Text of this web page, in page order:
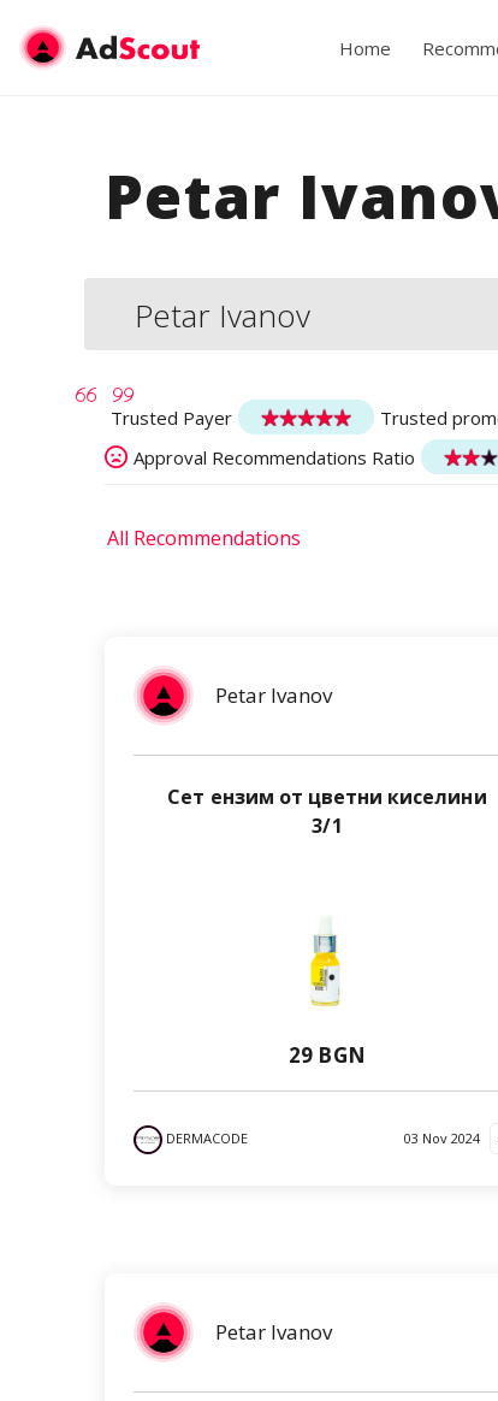
Home
Petar
Petar Ivanov
Trusted Payer Trusted
Approval Recommendations Ratio
All Recommendations
Petar Ivanov
Сет ензим от цветни киселини
3/1
29 BGN
DERMACODE 03 Nov 2024
Petar Ivanov